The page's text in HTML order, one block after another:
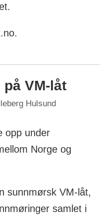
VM-låt
Hulsund
opp under
Norge og
sunnmørsk VM-låt,
samlet i